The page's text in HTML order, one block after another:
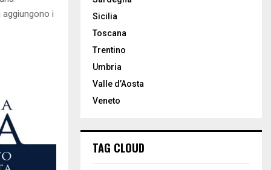
i
Sicilia
Toscana
Trentino
Umbria
Valle d’Aosta
Veneto
TAG CLOUD